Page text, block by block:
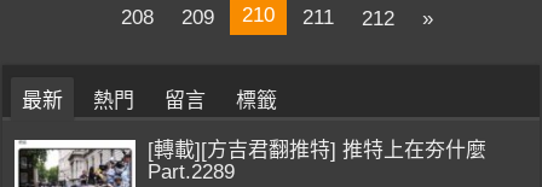
208
209 210 211 212 »
最新 熱門 留言 標籤
[轉載][方吉君翻推特] 推特上在夯什麼
Part.2289